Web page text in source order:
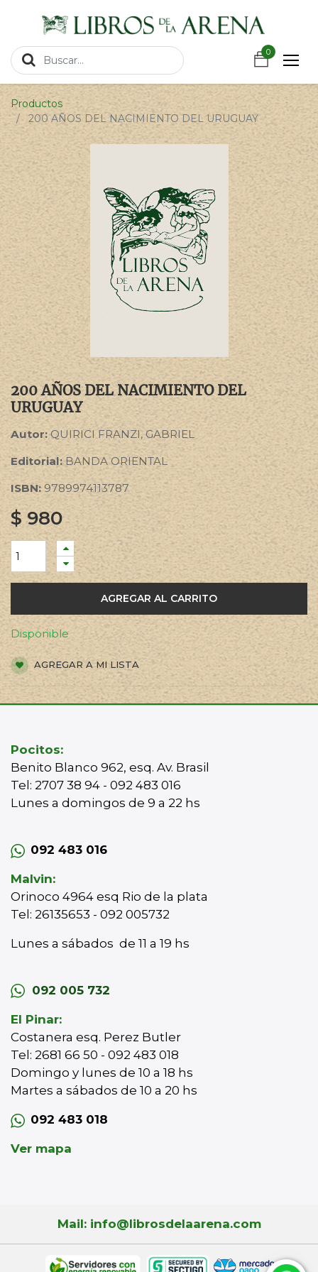
0
0
Productos
200 AÑOS DEL NACIMIENTO DEL URUGUAY
200 AÑOS DEL NACIMIENTO DEL
URUGUAY
Autor:QUIRICI FRANZI, GABRIEL
Editorial:BANDA ORIENTAL
ISBN: 9789974113787
$980
AGREGAR AL CARRITO
Disponible
AGREGAR A MI LISTA
Pocitos:
Benito Blanco 962, esq. Av. Brasil
Tel: 2707 38 94 - 092 483 016
Lunes a domingos de 9 a 22 hs
092 483 016
Malvin:
Orinoco 4964 esq Rio de la plata
Tel: 26135653 - 092 005732
Lunes a sábados de 11 a 19 hs
092 005 732
El Pinar:
Costanera esq. Perez Butler
Tel: 2681 66 50 - 092 483 018
Domingo y lunes de 10 a 18 hs
Martes a sábados de 10 a 20 hs
092 483 018
Ver mapa
Mail: info@librosdelaarena.com